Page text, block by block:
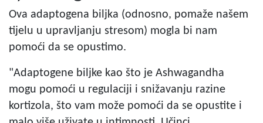
Ova adaptogena biljka (odnosno, pomaže našem
tijelu u upravljanju stresom) mogla bi nam
pomoći da se opustimo.
"Adaptogene biljke kao što je Ashwagandha
mogu pomoći u regulaciji i snižavanju razine
kortizola, što vam može pomoći da se opustite i